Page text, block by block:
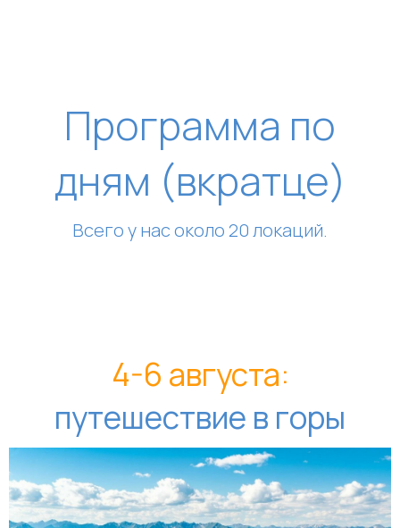
Программа по
дням (вкратце)
Всего у нас около 20 локаций.
4-6 августа:
путешествие в горы